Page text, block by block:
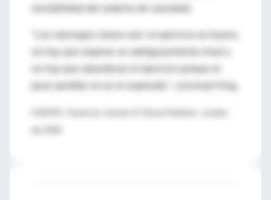
"Los mensajes claves son: el ejercicio es bueno,
no hay que esperar un adelgazamiento irreal y
no hay que abandonar el ejercicio porque el